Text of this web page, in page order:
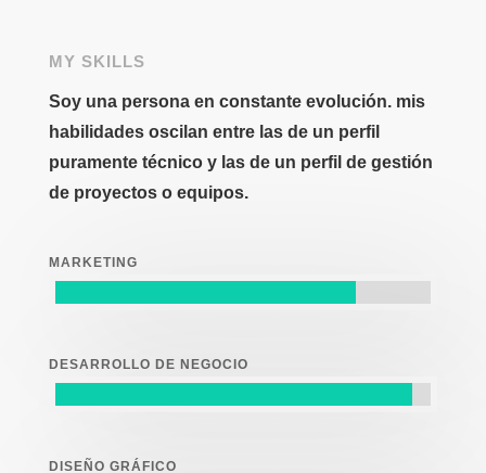
MY SKILLS
Soy una persona en constante evolución. mis
habilidades oscilan entre las de un perfil
puramente técnico y las de un perfil de gestión
de proyectos o equipos.
MARKETING
DESARROLLO DE NEGOCIO
DISEÑO GRÁFICO